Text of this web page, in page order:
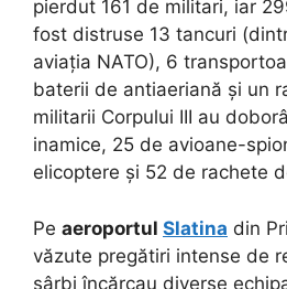
pierdut 161 de militari, iar
fost distruse 13 tancuri
aviația NATO), 6
baterii de antiaeriană și un
militarii Corpului III au
inamice, 25 de avioane-
elicoptere și 52 de rachete
Pe aeroportul Slatina din
văzute pregătiri intense de
sârbi încărcau diverse